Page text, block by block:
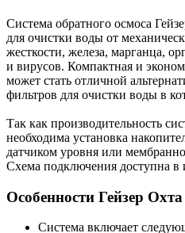
Система обратного осмоса
для очистки воды от
жесткости, железа, марганца,
и вирусов. Компактная и
может стать отличной
фильтров для очистки воды в
Так как производительность
необходима установка
датчиком уровня или
Схема подключения доступна в
Особенности Гейзер
Система включает